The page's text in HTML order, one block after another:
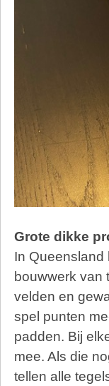
Grote dikke
In Queensland
bouwwerk van
velden en
spel punten
padden. Bij
mee. Als die
tellen alle